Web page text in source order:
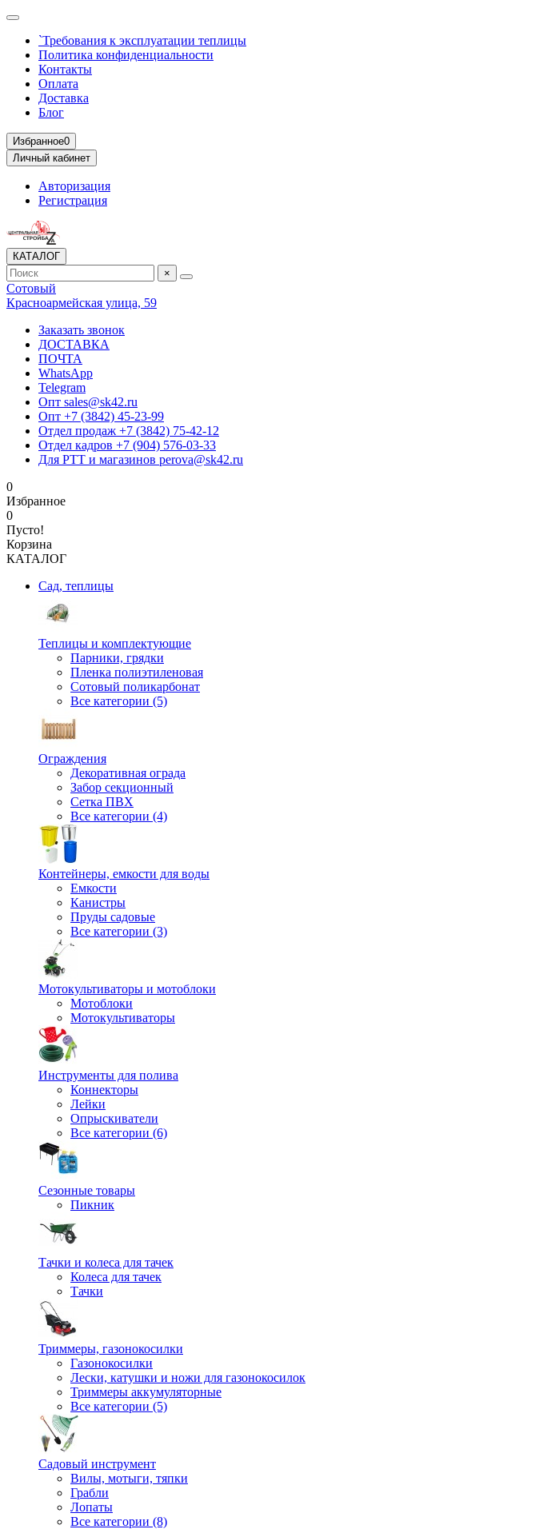
`Требования к эксплуатации теплицы
Политика конфиденциальности
Контакты
Оплата
Доставка
Блог
Избранное0
Личный кабинет
Авторизация
Регистрация
КАТАЛОГ
×
Сотовый
Красноармейская улица, 59
Заказать звонок
ДОСТАВКА
ПОЧТА
WhatsApp
Telegram
Опт sales@sk42.ru
Опт +7 (3842) 45-23-99
Отдел продаж +7 (3842) 75-42-12
Отдел кадров +7 (904) 576-03-33
Для РТТ и магазинов perova@sk42.ru
0
Избранное
0
Пусто!
Корзина
КАТАЛОГ
Сад, теплицы
Теплицы и комплектующие
Парники, грядки
Пленка полиэтиленовая
Сотовый поликарбонат
Все категории (5)
Ограждения
Декоративная ограда
Забор секционный
Сетка ПВХ
Все категории (4)
Контейнеры, емкости для воды
Емкости
Канистры
Пруды садовые
Все категории (3)
Мотокультиваторы и мотоблоки
Мотоблоки
Мотокультиваторы
Инструменты для полива
Коннекторы
Лейки
Опрыскиватели
Все категории (6)
Сезонные товары
Пикник
Тачки и колеса для тачек
Колеса для тачек
Тачки
Триммеры, газонокосилки
Газонокосилки
Лески, катушки и ножи для газонокосилок
Триммеры аккумуляторные
Все категории (5)
Садовый инструмент
Вилы, мотыги, тяпки
Грабли
Лопаты
Все категории (8)